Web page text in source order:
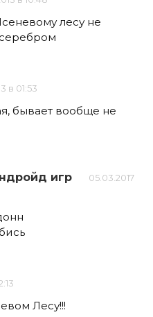
лесу не
в 01:53
бывает вообще не
игр
05.03.2017
Лесу!!!